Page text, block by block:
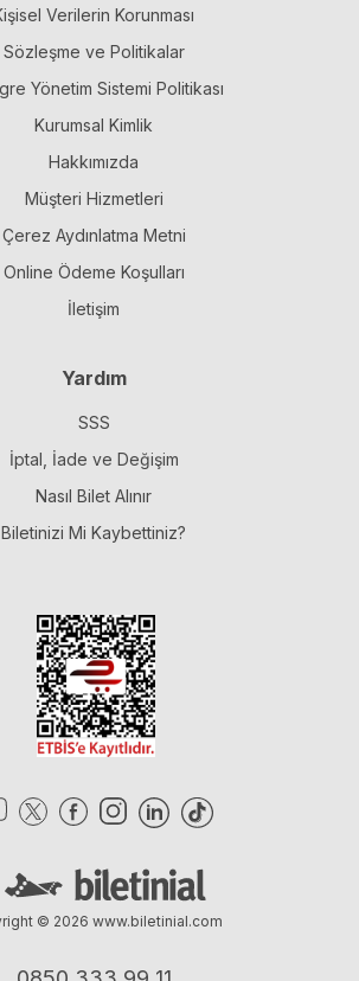
Verilerin Korunması
Sözleşme ve Politikalar
Yönetim Sistemi Politikası
Kurumsal Kimlik
Hakkımızda
Müşteri Hizmetleri
Çerez Aydınlatma Metni
Online Ödeme Koşulları
İletişim
Yardım
SSS
İptal, İade ve Değişim
Nasıl Bilet Alınır
Biletinizi Mi Kaybettiniz?
© 2026 www.biletinial.com